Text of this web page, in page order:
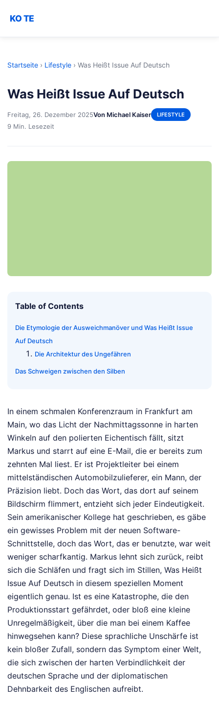
KO TE
Startseite › Lifestyle › Was Heißt Issue Auf Deutsch
Was Heißt Issue Auf Deutsch
Freitag, 26. Dezember 2025Von Michael Kaiser LIFESTYLE
9 Min. Lesezeit
Table of Contents
Die Etymologie der Ausweichmanöver und Was Heißt Issue
Auf Deutsch
Die Architektur des Ungefähren
Das Schweigen zwischen den Silben
In einem schmalen Konferenzraum in Frankfurt am
Main, wo das Licht der Nachmittagssonne in harten
Winkeln auf den polierten Eichentisch fällt, sitzt
Markus und starrt auf eine E-Mail, die er bereits zum
zehnten Mal liest. Er ist Projektleiter bei einem
mittelständischen Automobilzulieferer, ein Mann, der
Präzision liebt. Doch das Wort, das dort auf seinem
Bildschirm flimmert, entzieht sich jeder Eindeutigkeit.
Sein amerikanischer Kollege hat geschrieben, es gäbe
ein gewisses Problem mit der neuen Software-
Schnittstelle, doch das Wort, das er benutzte, war weit
weniger scharfkantig. Markus lehnt sich zurück, reibt
sich die Schläfen und fragt sich im Stillen, Was Heißt
Issue Auf Deutsch in diesem speziellen Moment
eigentlich genau. Ist es eine Katastrophe, die den
Produktionsstart gefährdet, oder bloß eine kleine
Unregelmäßigkeit, über die man bei einem Kaffee
hinwegsehen kann? Diese sprachliche Unschärfe ist
kein bloßer Zufall, sondern das Symptom einer Welt,
die sich zwischen der harten Verbindlichkeit der
deutschen Sprache und der diplomatischen
Dehnbarkeit des Englischen aufreibt.